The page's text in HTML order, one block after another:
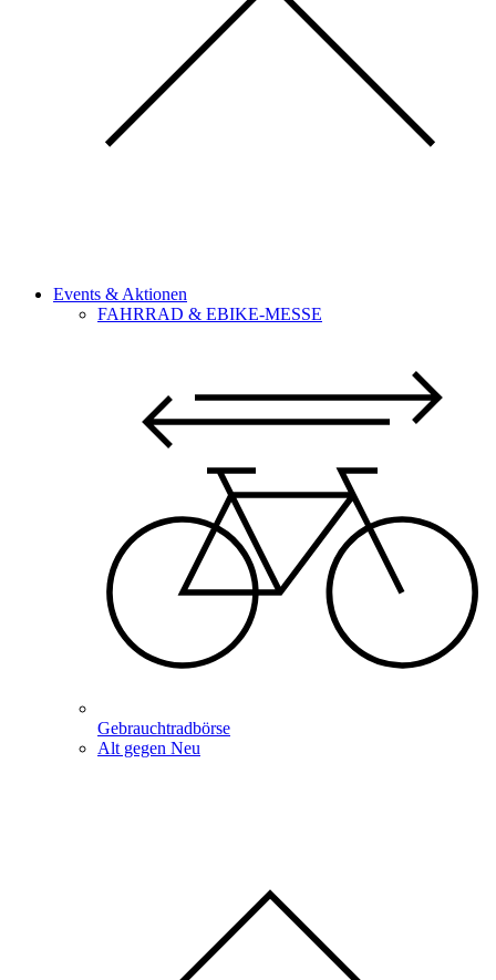
Events & Aktionen
FAHRRAD & EBIKE-MESSE
Gebrauchtradbörse
Alt gegen Neu